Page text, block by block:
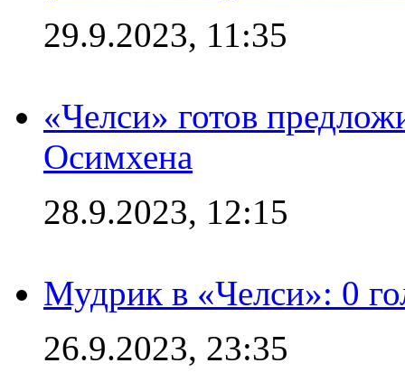
29.9.2023, 11:35
«Челси» готов
Осимхена
28.9.2023, 12:15
Мудрик в «Челси»: 0
26.9.2023, 23:35